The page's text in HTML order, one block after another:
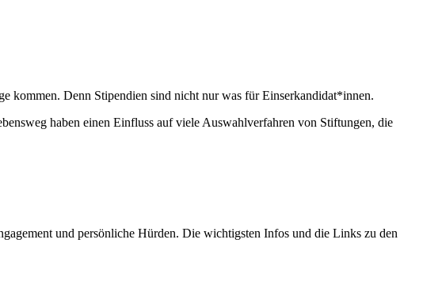
kommen. Denn Stipendien sind nicht nur was für Einserkandidat*innen.
haben einen Einfluss auf viele Auswahlverfahren von Stiftungen, die
und persönliche Hürden. Die wichtigsten Infos und die Links zu den